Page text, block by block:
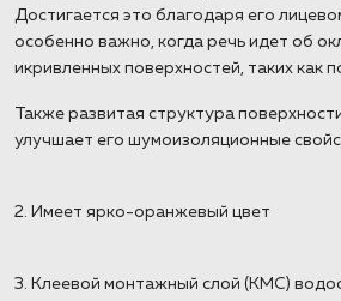
Достигается это благодаря его
особенно важно, когда речь идет об
икривленных поверхностей, таких как
Также развитая структура
улучшает его шумоизоляционные
2. Имеет ярко-оранжевый цвет
3. Клеевой монтажный слой (КМС)